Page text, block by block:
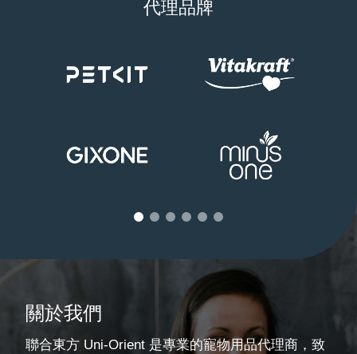
代理品牌
關於我們
聯合東方 Uni-Orient 是專業的寵物用品代理商，致